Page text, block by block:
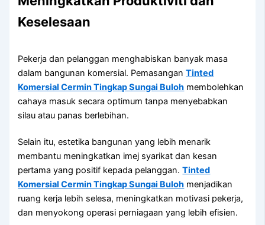
Keselesaan
Pekerja dan pelanggan menghabiskan banyak masa
dalam bangunan komersial. PemasanganTinted
Komersial Cermin Tingkap Sungai Buloh membolehkan
cahaya masuk secara optimum tanpa menyebabkan
silau atau panas berlebihan.
Selain itu, estetika bangunan yang lebih menarik
membantu meningkatkan imej syarikat dan kesan
pertama yang positif kepada pelanggan.Tinted
Komersial Cermin Tingkap Sungai Buloh menjadikan
ruang kerja lebih selesa, meningkatkan motivasi pekerja,
dan menyokong operasi perniagaan yang lebih efisien.